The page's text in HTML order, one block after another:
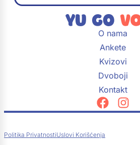
O nama
Ankete
Kvizovi
Dvoboji
Kontakt
Politika PrivatnostiUslovi Korišćenja